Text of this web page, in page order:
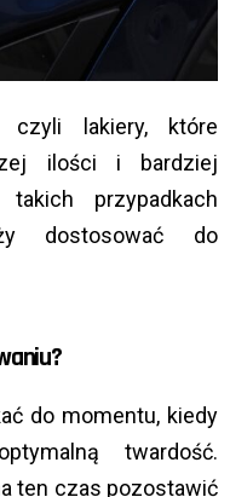
czyli lakiery, które
ilości i bardziej
przypadkach
dostosować do
do momentu, kiedy
twardość.
ten czas pozostawić